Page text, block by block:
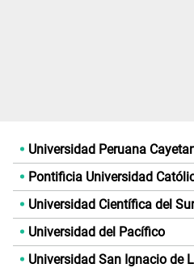
Universidad Peruana
Pontificia Universidad
Universidad Científica del Sur
Universidad del Pacífico
Universidad San Ignacio de